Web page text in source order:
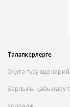
Талапкерлерге
Оқуға түсу
Барлығы қабылдау